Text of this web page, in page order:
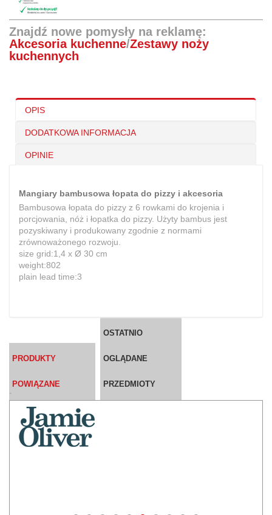
Znajdź nowe pomysły na reklamę:
Akcesoria kuchenne/Zestawy noży
kuchennych
OPIS
DODATKOWA INFORMACJA
OPINIE
Mangiary bambusowa łopata do pizzy i akcesoria
Bambusowa łopata do pizzy z 6 rowkami do krojenia i
porcjowania, nóż i łopatka do pizzy. Użyty bambus jest
pozyskiwany i produkowany zgodnie z normami
zrównoważonego rozwoju.
size grid:1,4 x Ø 30 cm
weight:802
plain lead time:3
PRODUKTY
POWIĄZANE
OSTATNIO
OGLĄDANE
PRZEDMIOTY
`